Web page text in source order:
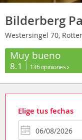
Bilderberg
Westersingel 70,
Muy bueno
8.1 136 opiniones
Elige tus fechas